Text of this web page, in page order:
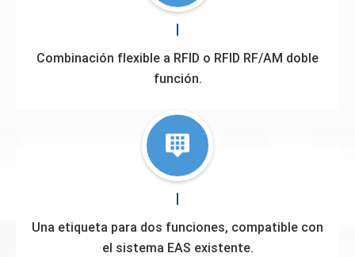
Combinación flexible a RFID o RFID RF/AM doble
función.
Una etiqueta para dos funciones, compatible con
el sistema EAS existente.